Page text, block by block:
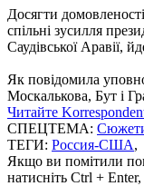
Досягти
спільні зусилля
Саудівської Аравії,
Як повідомила
Москалькова, Бут і
Читайте
СПЕЦТЕМА:
ТЕГИ: Россия-США,
Якщо ви помітили
натисніть Ctrl +